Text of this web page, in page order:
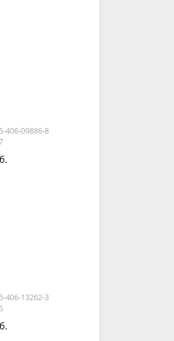
406-09886-8
406-13262-3